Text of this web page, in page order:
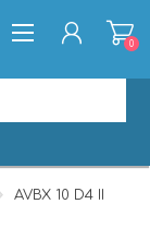
0
AVBX 10 D4 II